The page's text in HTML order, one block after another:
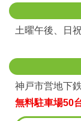
土曜午後、日
神戸市営地下
無料駐車場50